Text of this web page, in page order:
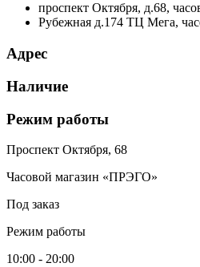
проспект Октября, д.68,
Рубежная д.174 ТЦ Мега,
Адрес
Наличие
Режим работы
Проспект Октября, 68
Часовой магазин «ПРЭГО»
Под заказ
Режим работы
10:00 - 20:00